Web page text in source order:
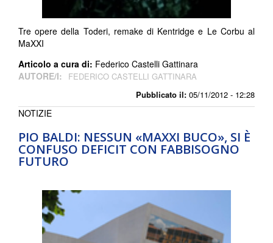
Pubblicato il: 05/11/2012 - 12:28
Tre opere della Toderi, remake di Kentridge e Le Corbu al
MaXXI
Articolo a cura di: Federico Castelli Gattinara
AUTORE/I:
FEDERICO CASTELLI GATTINARA
PIO BALDI: NESSUN «MAXXI BUCO», SI È
CONFUSO DEFICIT CON FABBISOGNO
FUTURO
NOTIZIE